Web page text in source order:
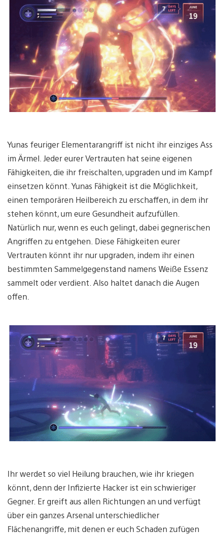
Yunas feuriger Elementarangriff ist nicht ihr einziges Ass
im Ärmel. Jeder eurer Vertrauten hat seine eigenen
Fähigkeiten, die ihr freischalten, upgraden und im Kampf
einsetzen könnt. Yunas Fähigkeit ist die Möglichkeit,
einen temporären Heilbereich zu erschaffen, in dem ihr
stehen könnt, um eure Gesundheit aufzufüllen.
Natürlich nur, wenn es euch gelingt, dabei gegnerischen
Angriffen zu entgehen. Diese Fähigkeiten eurer
Vertrauten könnt ihr nur upgraden, indem ihr einen
bestimmten Sammelgegenstand namens Weiße Essenz
sammelt oder verdient. Also haltet danach die Augen
offen.
Ihr werdet so viel Heilung brauchen, wie ihr kriegen
könnt, denn der Infizierte Hacker ist ein schwieriger
Gegner. Er greift aus allen Richtungen an und verfügt
über ein ganzes Arsenal unterschiedlicher
Flächenangriffe, mit denen er euch Schaden zufügen